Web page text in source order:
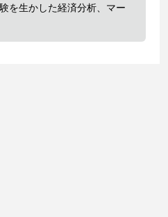
を生かした経済分析、マー